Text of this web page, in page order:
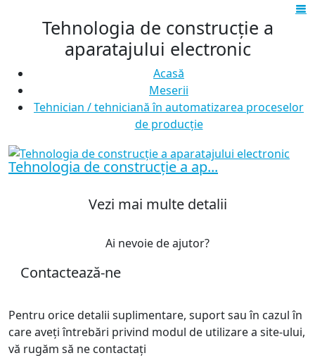
Tehnologia de construcție a
aparatajului electronic
Acasă
Meserii
Tehnician / tehniciană în automatizarea proceselor
de producție
Tehnologia de construcție a ap...
Vezi mai multe detalii
Ai nevoie de ajutor?
Contactează-ne
Pentru orice detalii suplimentare, suport sau în cazul în
care aveți întrebări privind modul de utilizare a site-ului,
vă rugăm să ne contactați